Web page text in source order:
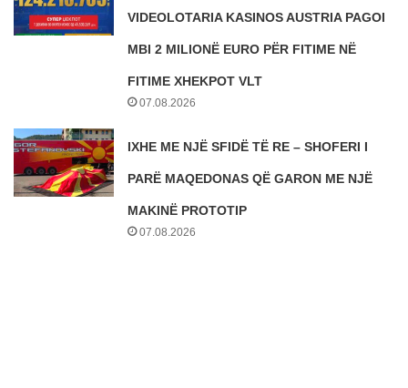
VIDEOLOTARIA KASINOS AUSTRIA PAGOI
MBI 2 MILIONË EURO PËR FITIME NË
FITIME XHEKPOT VLT
07.08.2026
IXHE ME NJË SFIDË TË RE – SHOFERI I
PARË MAQEDONAS QË GARON ME NJË
MAKINË PROTOTIP
07.08.2026